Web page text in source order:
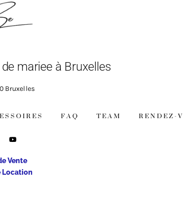
mariee à Bruxelles
Bruxelles
FAQ TEAM RENDEZ-
Vente
Location